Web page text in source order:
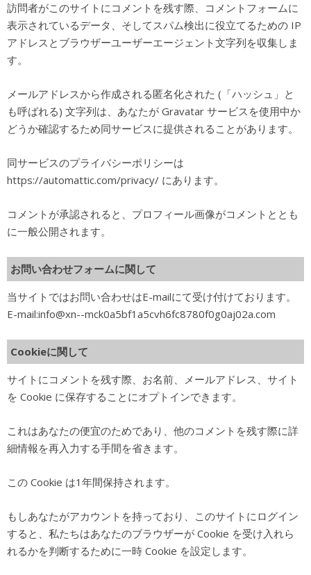
訪問者がこのサイトにコメントを残す際、コメントフォームに
表示されているデータ、そしてスパム検出に役立てるための IP
アドレスとブラウザーユーザーエージェント文字列を収集しま
す。
メールアドレスから作成される匿名化された (「ハッシュ」と
も呼ばれる) 文字列は、あなたが Gravatar サービスを使用中か
どうか確認するため同サービスに提供されることがあります。
同サービスのプライバシーポリシーは
https://automattic.com/privacy/ にあります。
コメントが承認されると、プロフィール画像がコメントととも
に一般公開されます。
お問い合わせフォームに関して
当サイトではお問い合わせはE-mailにて受け付けております。
E-mail:info@xn--mck0a5bf1a5cvh6fc8780f0g0aj02a.com
Cookieに関して
サイトにコメントを残す際、お名前、メールアドレス、サイト
を Cookie に保存することにオプトインできます。
これはあなたの便宜のためであり、他のコメントを残す際に詳
細情報を再入力する手間を省きます。
この Cookie は1年間保持されます。
もしあなたがアカウントを持っており、このサイトにログイン
すると、私たちはあなたのブラウザーが Cookie を受け入れら
れるかを判断するために一時 Cookie を設定します。